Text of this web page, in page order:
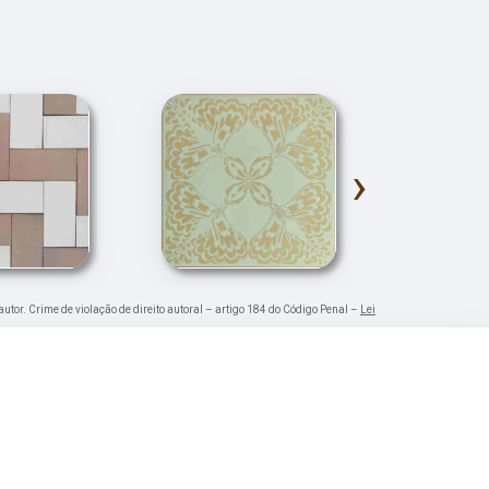
›
Crime de violação de direito autoral – artigo 184 do Código Penal –
Lei